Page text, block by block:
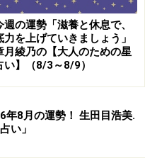
品をチェック！
週の運勢「滋養と休息で、
力を上げていきましょう」
月綾乃の【大人のための星
い】（8/3～8/9）
年8月の運勢！ 生田目浩美.
い」